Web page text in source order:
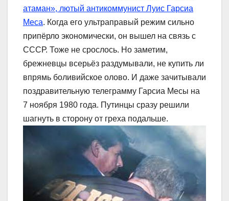
атаман», лютый антикоммунист Луис Гарсиа
Меса. Когда его ультраправый режим сильно
припёрло экономически, он вышел на связь с
СССР. Тоже не срослось. Но заметим,
брежневцы всерьёз раздумывали, не купить ли
впрямь боливийское олово. И даже зачитывали
поздравительную телеграмму Гарсиа Месы на
7 ноября 1980 года. Путинцы сразу решили
шагнуть в сторону от греха подальше.